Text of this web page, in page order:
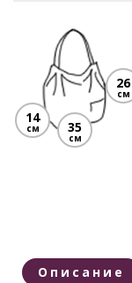
14
см
26
см
35
см
Описание